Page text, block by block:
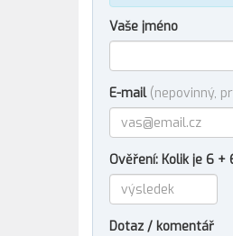
Vaše jméno
E-mail (nepovinný,
Ověření: Kolik je 6 +
Dotaz / komentář